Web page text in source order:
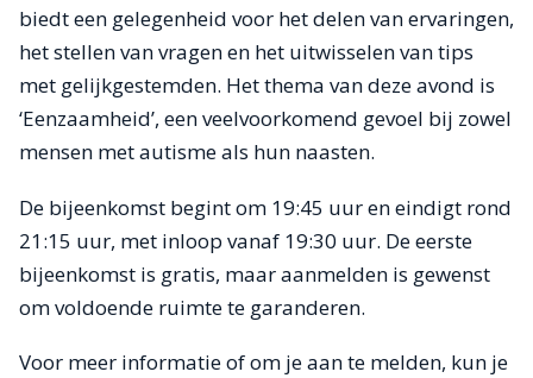
biedt een gelegenheid voor het delen van ervaringen,
het stellen van vragen en het uitwisselen van tips
met gelijkgestemden. Het thema van deze avond is
‘Eenzaamheid’, een veelvoorkomend gevoel bij zowel
mensen met autisme als hun naasten.
De bijeenkomst begint om 19:45 uur en eindigt rond
21:15 uur, met inloop vanaf 19:30 uur. De eerste
bijeenkomst is gratis, maar aanmelden is gewenst
om voldoende ruimte te garanderen.
Voor meer informatie of om je aan te melden, kun je